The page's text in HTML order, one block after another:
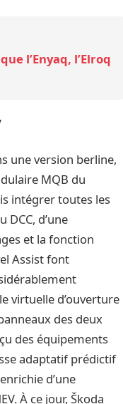
l’Enyaq, l’Elroq
une version berline,
MQB du
intégrer toutes les
d’une
et la fonction
Assist font
virtuelle d’ouverture
des deux
des équipements
adaptatif prédictif
d’une
À ce jour, Škoda